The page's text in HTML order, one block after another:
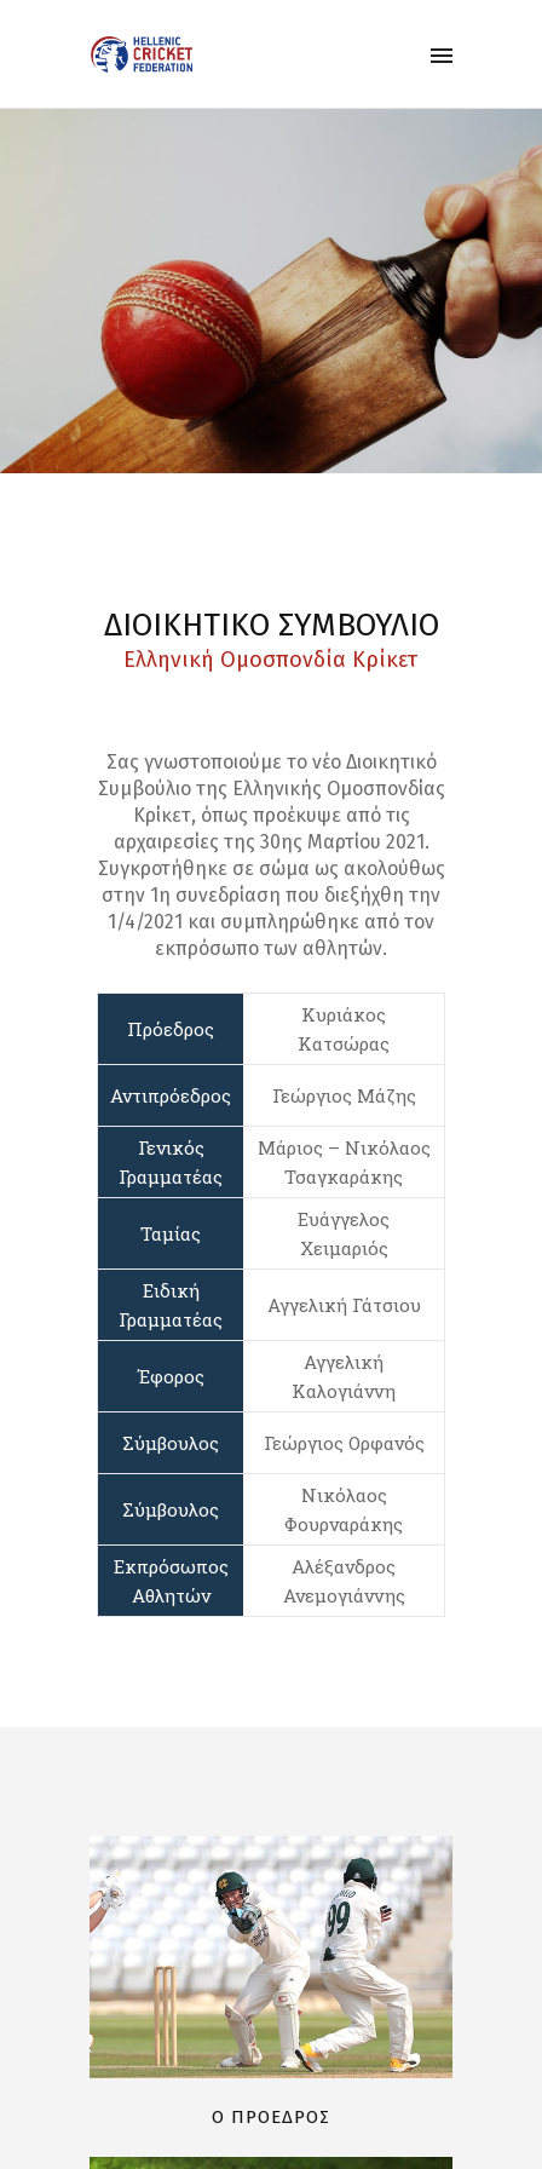
ΔΙΟΙΚΗΤΙΚΟ ΣΥΜΒΟΥΛΙΟ
Ελληνική Ομοσπονδία Κρίκετ
Σας γνωστοποιούμε το νέο Διοικητικό
Συμβούλιο της Ελληνικής Ομοσπονδίας
Κρίκετ, όπως προέκυψε από τις
αρχαιρεσίες της 30ης Μαρτίου 2021.
Συγκροτήθηκε σε σώμα ως ακολούθως
στην 1η συνεδρίαση που διεξήχθη την
1/4/2021 και συμπληρώθηκε από τον
εκπρόσωπο των αθλητών.
Πρόεδρος
Κυριάκος
Κατσώρας
Αντιπρόεδρος Γεώργιος Μάζης
Γενικός
Γραμματέας
Μάριος – Νικόλαος
Τσαγκαράκης
Ταμίας
Ευάγγελος
Χειμαριός
Ειδική
Γραμματέας
Αγγελική Γάτσιου
Έφορος
Αγγελική
Καλογιάννη
Σύμβουλος Γεώργιος Ορφανός
Σύμβουλος
Νικόλαος
Φουρναράκης
Εκπρόσωπος
Αθλητών
Αλέξανδρος
Ανεμογιάννης
Ο ΠΡΟΕΔΡΟΣ